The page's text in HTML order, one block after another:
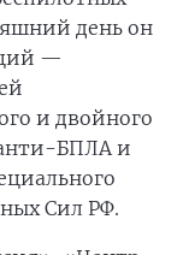
день он
—
и двойного
анти-БПЛА и
Сил РФ.